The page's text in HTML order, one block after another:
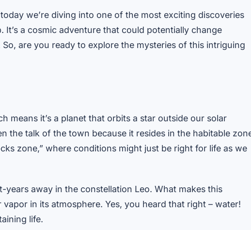
we’re diving into one of the most exciting discoveries
a cosmic adventure that could potentially change
are you ready to explore the mysteries of this intriguing
means it’s a planet that orbits a star outside our solar
the talk of the town because it resides in the habitable
zone,” where conditions might just be right for life as we
away in the constellation Leo. What makes this
in its atmosphere. Yes, you heard that right – water!
life.